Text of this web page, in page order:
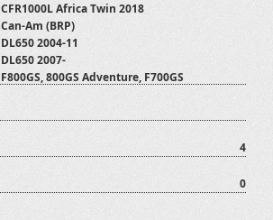
CFR1000L Africa Twin 2018
Can-Am (BRP)
DL650 2004-11
DL650 2007-
F800GS, 800GS Adventure, F700GS
Spyder
4
0